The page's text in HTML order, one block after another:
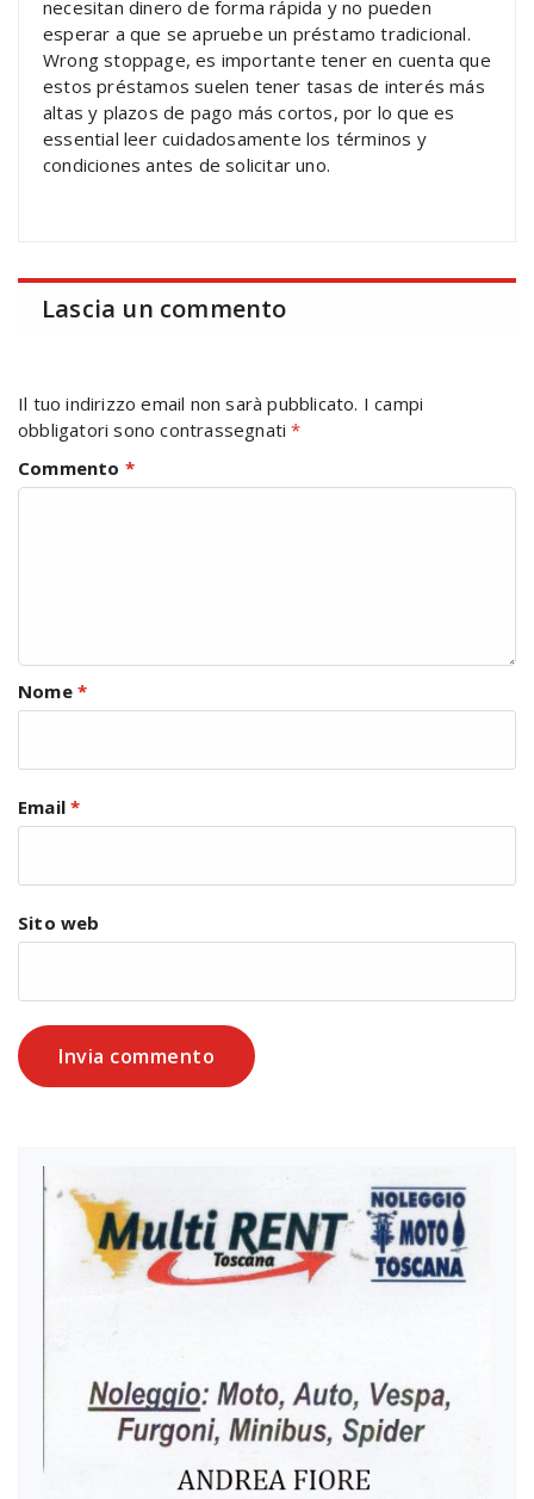
necesitan dinero de forma rápida y no pueden
esperar a que se apruebe un préstamo tradicional.
Wrong stoppage, es importante tener en cuenta que
estos préstamos suelen tener tasas de interés más
altas y plazos de pago más cortos, por lo que es
essential leer cuidadosamente los términos y
condiciones antes de solicitar uno.
Lascia un commento
Il tuo indirizzo email non sarà pubblicato. I campi
obbligatori sono contrassegnati*
Commento *
Nome *
Email*
Sito web